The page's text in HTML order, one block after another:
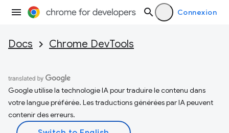
Connexion
Docs Chrome DevTools
Google utilise la technologie IA pour traduire le contenu dans
votre langue préférée. Les traductions générées par IA peuvent
contenir des erreurs.